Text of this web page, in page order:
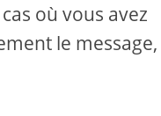
où vous avez
le message,